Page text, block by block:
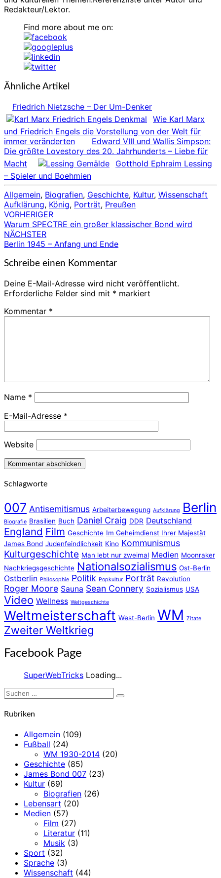
Redakteur/Lektor.
Find more about me on:
Ähnliche Artikel
Friedrich Nietzsche – Der Um-Denker
Wie Karl Marx
und Friedrich Engels die Vorstellung von der Welt für
immer veränderten
Edward VIII und Wallis Simpson:
Die größte Lovestory des 20. Jahrhunderts – Liebe für
Macht
Gotthold Ephraim Lessing
– Spieler und Boehmien
Allgemein, Biografien, Geschichte, Kultur, Wissenschaft
Aufklärung, König, Porträt, Preußen
Beitragsnavigation
VORHERIGER
Warum SPECTRE ein großer klassischer Bond wird
NÄCHSTER
Berlin 1945 – Anfang und Ende
Schreibe einen Kommentar
Deine E-Mail-Adresse wird nicht veröffentlicht.
Erforderliche Felder sind mit * markiert
Kommentar *
Name *
E-Mail-Adresse *
Website
Schlagworte
007 Antisemitismus Arbeiterbewegung Aufklärung Berlin
Biografie Brasilien Buch Daniel Craig DDR Deutschland
England Film Geschichte Im Geheimdienst Ihrer Majestät
James Bond Judenfeindlichkeit Kino Kommunismus
Kulturgeschichte Man lebt nur zweimal Medien Moonraker
Nachkriegsgeschichte Nationalsozialismus Ost-Berlin
Ostberlin Philosophie Politik Popkultur Porträt Revolution
Roger Moore Sauna Sean Connery Sozialismus USA
Video Wellness Weltgeschichte
Weltmeisterschaft West-Berlin WM Zitate
Zweiter Weltkrieg
Facebook Page
SuperWebTricks Loading...
Suchen
Suchen
Rubriken
Allgemein (109)
Fußball (24)
WM 1930-2014 (20)
Geschichte (85)
James Bond 007 (23)
Kultur (69)
Biografien (26)
Lebensart (20)
Medien (57)
Film (27)
Literatur (11)
Musik (3)
Sport (32)
Sprache (3)
Wissenschaft (44)